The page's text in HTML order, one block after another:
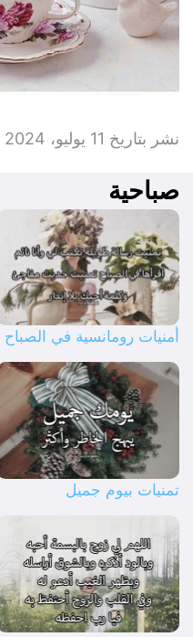
نشر بتاريخ 11 يوليو، 2024
صباحية
أمنيات رومانسية في الصباح
تمنيات بيوم جميل